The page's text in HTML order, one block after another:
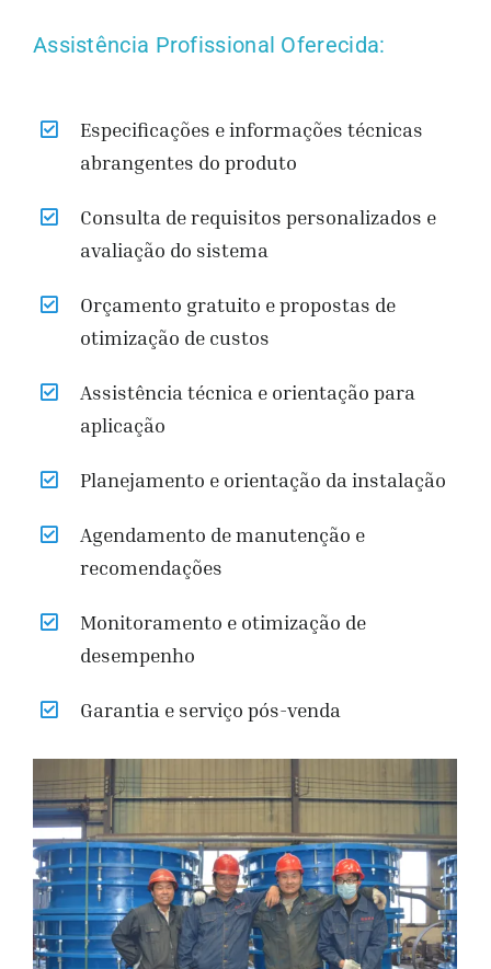
Assistência Profissional Oferecida:
Especificações e informações técnicas
abrangentes do produto
Consulta de requisitos personalizados e
avaliação do sistema
Orçamento gratuito e propostas de
otimização de custos
Assistência técnica e orientação para
aplicação
Planejamento e orientação da instalação
Agendamento de manutenção e
recomendações
Monitoramento e otimização de
desempenho
Garantia e serviço pós-venda